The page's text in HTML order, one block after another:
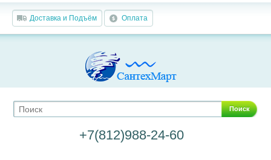
Доставка и Подъём Оплата
Поиск
+7(812)988-24-60